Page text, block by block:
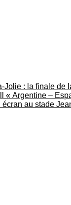
Jolie : la finale de
« Argentine –
écran au stade